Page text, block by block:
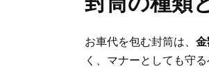
お車代を包む封筒は、
く、マナーとしても守